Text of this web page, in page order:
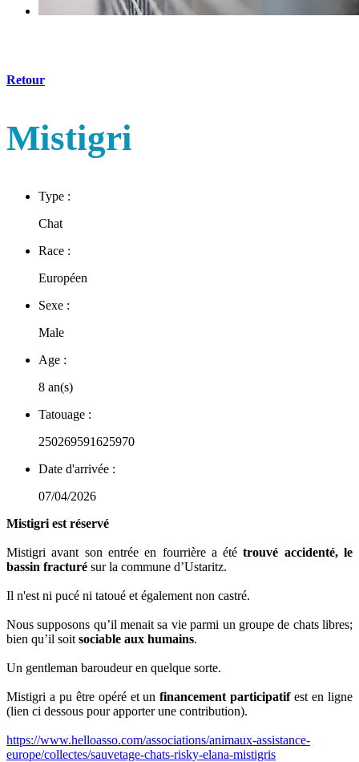
Retour
Mistigri
Type :
Chat
Race :
Européen
Sexe :
Male
Age :
8 an(s)
Tatouage :
250269591625970
Date d'arrivée :
07/04/2026
Mistigri est réservé
Mistigri avant son entrée en fourrière a été trouvé accidenté, le
bassin fracturé sur la commune d’Ustaritz.
Il n'est ni pucé ni tatoué et également non castré.
Nous supposons qu’il menait sa vie parmi un groupe de chats libres;
bien qu’il soit sociable aux humains.
Un gentleman baroudeur en quelque sorte.
Mistigri a pu être opéré et un financement participatifest en ligne
(lien ci dessous pour apporter une contribution).
https://www.helloasso.com/associations/animaux-assistance-
europe/collectes/sauvetage-chats-risky-elana-mistigris